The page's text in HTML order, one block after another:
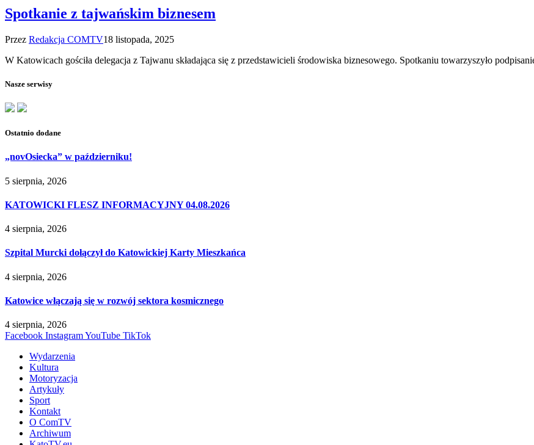
Spotkanie z tajwańskim biznesem
Przez Redakcja COMTV18 listopada, 2025
W Katowicach gościła delegacja z Tajwanu składająca się z przedstawicieli środowiska biznesowego. Spotkaniu towarzyszyło
Nasze serwisy
Ostatnio dodane
„novOsiecka” w październiku!
5 sierpnia, 2026
KATOWICKI FLESZ INFORMACYJNY 04.08.2026
4 sierpnia, 2026
Szpital Murcki dołączył do Katowickiej Karty Mieszkańca
4 sierpnia, 2026
Katowice włączają się w rozwój sektora kosmicznego
4 sierpnia, 2026
Facebook InstagramYouTube TikTok
Wydarzenia
Kultura
Motoryzacja
Artykuły
Sport
Kontakt
O ComTV
Archiwum